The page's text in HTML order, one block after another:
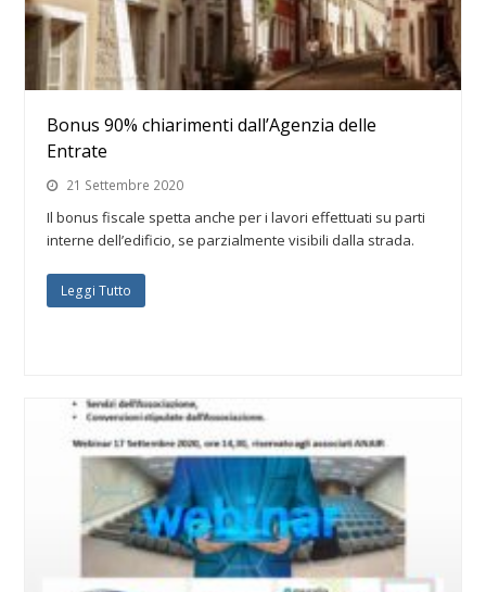
Bonus 90% chiarimenti dall’Agenzia delle
Entrate
21 Settembre 2020
Il bonus fiscale spetta anche per i lavori effettuati su parti
interne dell’edificio, se parzialmente visibili dalla strada.
Leggi Tutto